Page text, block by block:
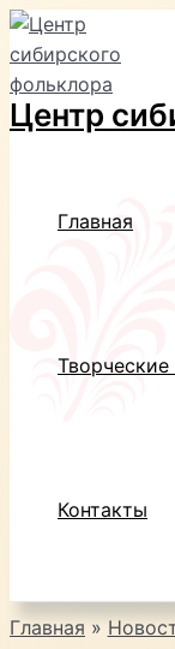
Перейти
к
содержимому
Центр
Главная
Контакты
Главная